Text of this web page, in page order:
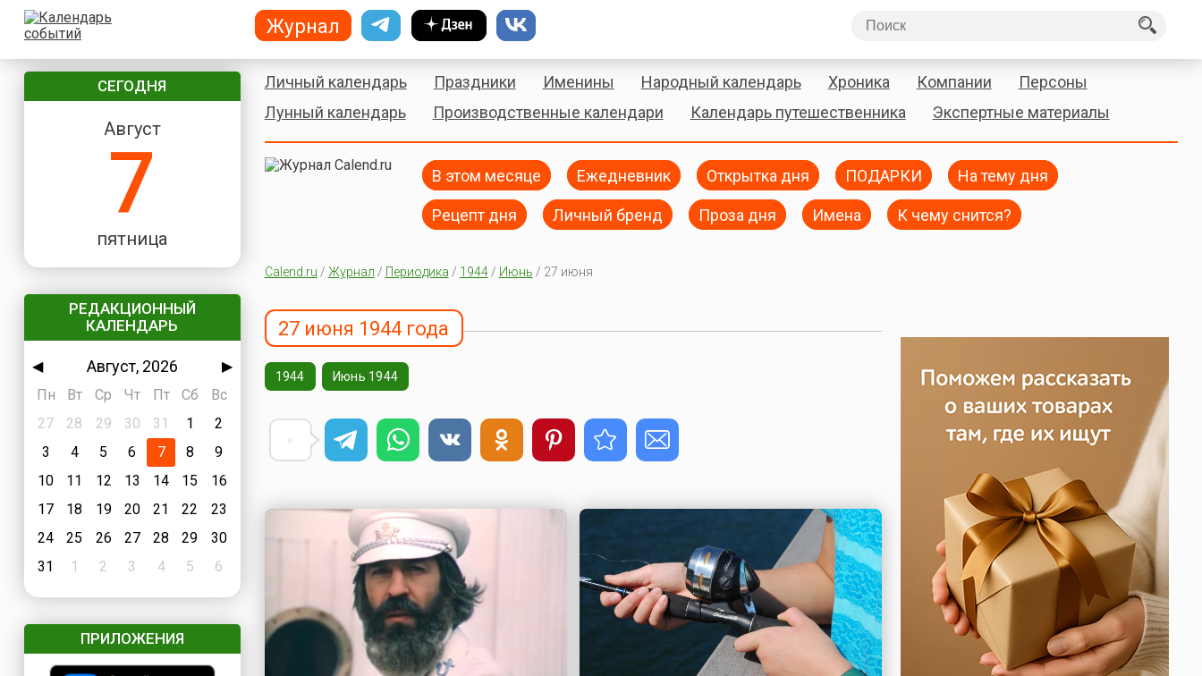
СЕГОДНЯ
Август
7
пятница
РЕДАКЦИОННЫЙ
КАЛЕНДАРЬ
◀ Август, 2026
▶
Пн
Вт Ср Чт Пт Сб
Вс
27
28 29 30 31 1
2
3
4 5 6 7 8
9
10
11 12 13 14 15
16
17
18 19 20 21 22
23
24
25 26 27 28 29
30
31
1 2 3 4 5 6
ПРИЛОЖЕНИЯ
Личный календарь Праздники Именины Народный календарь Хроника Компании
Персоны
Лунный календарь
Производственные календари Календарь путешественника Экспертные материалы
В этом месяце Ежедневник Открытка дня ПОДАРКИ На тему дня
Рецепт дня Личный бренд Проза дня Имена К чему снится?
Calend.ru / Журнал / Периодика / 1944/ Июнь / 27 июня
27 июня 1944 года
1944 Июнь 1944
Журнал